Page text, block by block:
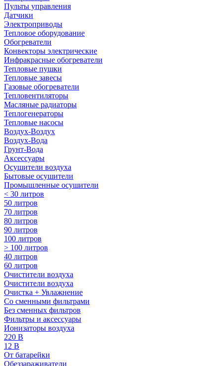
Пульты управления
Датчики
Электроприводы
Тепловое оборудование
Обогреватели
Конвекторы электрические
Инфракрасные обогреватели
Тепловые пушки
Тепловые завесы
Газовые обогреватели
Тепловентиляторы
Масляные радиаторы
Теплогенераторы
Тепловые насосы
Воздух-Воздух
Воздух-Вода
Грунт-Вода
Аксессуары
Осушители воздуха
Бытовые осушители
Промышленные осушители
< 30 литров
50 литров
70 литров
80 литров
90 литров
100 литров
> 100 литров
40 литров
60 литров
Очистители воздуха
Очистители воздуха
Очистка + Увлажнение
Cо сменными фильтрами
Без сменных фильтров
Фильтры и аксессуары
Ионизаторы воздуха
220 В
12 В
От батарейки
Обеззараживатели